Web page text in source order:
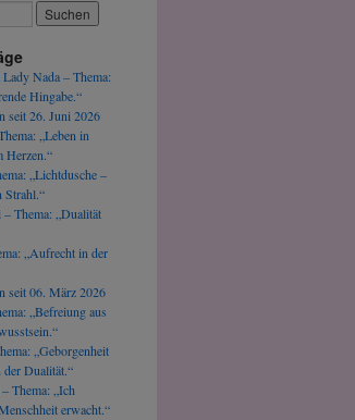
Nada – Thema:
Hingabe.“
seit 26. Juni 2026
„Leben in
Herzen.“
„Lichtdusche –
Strahl.“
Thema: „Dualität
„Aufrecht in der
seit 06. März 2026
„Befreiung aus
„Geborgenheit
der Dualität.“
Thema: „Ich
erwacht.“